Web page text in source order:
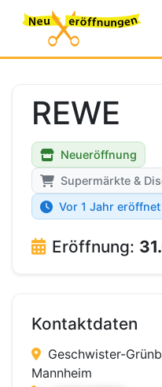
REWE
Neueröffnung
Supermärkte &
Vor 1 Jahr
Eröffnung:
Kontaktdaten
Geschwister-
Mannheim